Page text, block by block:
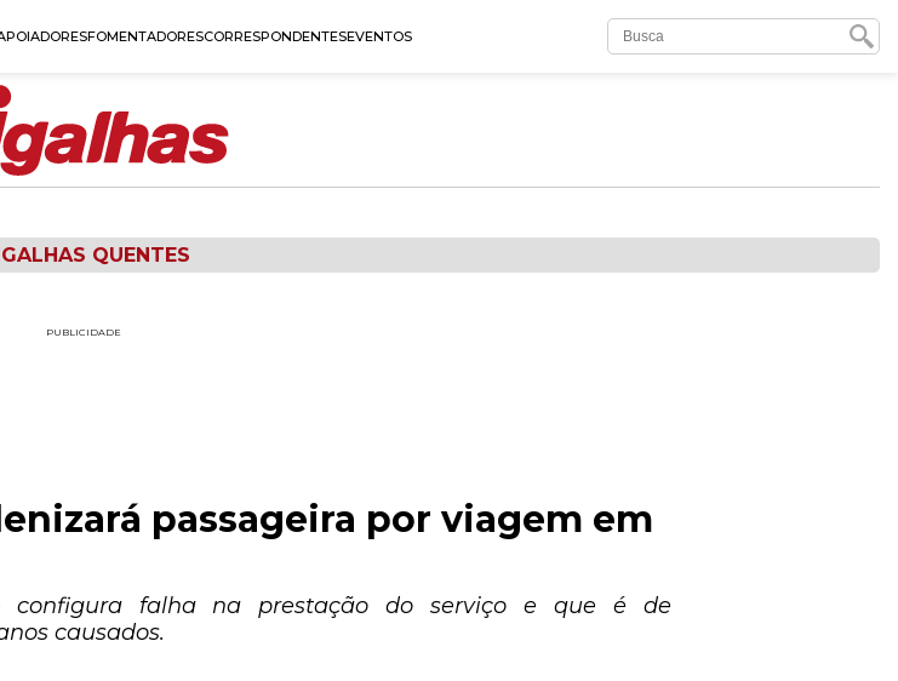
FOMENTADORESCORRESPONDENTESEVENTOS
QUENTES
PUBLICIDADE
passageira por viagem em
configura falha na prestação do serviço e que é de
causados.